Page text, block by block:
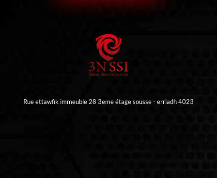
Rue ettawfik immeuble 28 3eme étage sousse - erriadh 4023